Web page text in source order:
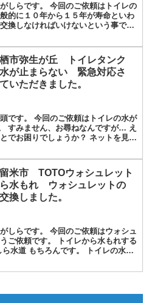
しらです。 今回のご依頼はトイレの
的に１０年から１５年が寿命といわ
換しなければいけないという事では
市弥生が丘 トイレタンク
が止まらない 緊急対応さ
いただきました。
です。 今回のご依頼はトイレの水が
すみません、お尋ねなんですが… え
でお困りでしょうか？ ネットを見て
米市 TOTOウォシュレット
水もれ ウォシュレットの
換しました。
しらです。 今回のご依頼はウォシュ
ご依頼です。 トイレから水もれする
水道 もちろんです。 トイレの水も